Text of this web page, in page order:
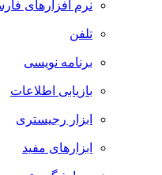
نرم افزارهای فارسی
تلفن
برنامه نویسی
بازیابی اطلاعات
ابزار رجیستری
ابزارهای مفید